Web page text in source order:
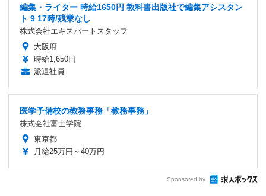
編集・ライター 時給1650円 教科書出版社で編集アシスタン
ト 9 17時/残業なし
株式会社エキスパートスタッフ
大阪府
時給1,650円
派遣社員
医学予備校の教務事務「教務事務」
株式会社富士学院
東京都
月給25万円～40万円
Sponsored by